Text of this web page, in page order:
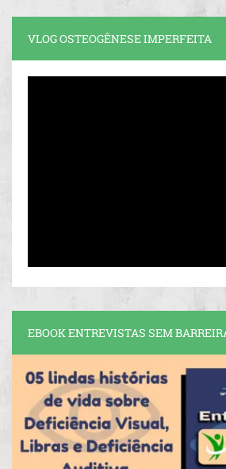
VLOG OSTEOGÊNESE IMPERFEITA
EBOOK ENTREVISTAS SEM